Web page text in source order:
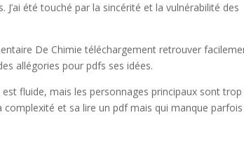
été touché par la sincérité et la vulnérabilité des
De Chimie téléchargement retrouver
allégories pour pdfs ses idées.
fluide, mais les personnages principaux sont trop
et sa lire un pdf mais qui manque